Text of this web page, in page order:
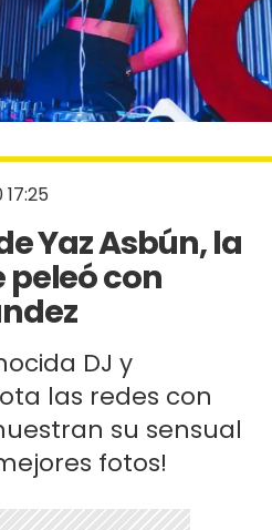
Yaz Asbún, la
peleó con
DJ y
las redes con
su sensual
fotos!